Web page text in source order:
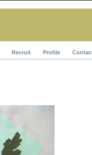
Recruit Profile